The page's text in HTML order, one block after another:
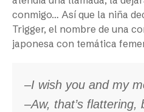
conmigo… Así que la niña
Trigger, el nombre de una
japonesa con temática
–I wish you and my
–Aw, that’s flattering,